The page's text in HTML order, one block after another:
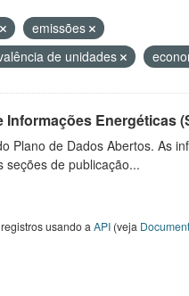
emissões
de unidades
Energéticas
Plano de Dados Abertos. As
seções de publicação...
usando a API(veja